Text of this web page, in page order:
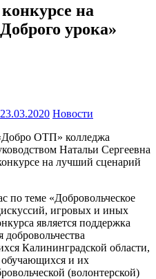
на
урока»
23.03.2020 Новости
ОТП» колледжа
Натальи Сергеевна
на лучший сценарий
по теме «Добровольческое
игровых и иных
является поддержка
Калининградской области,
и их
(волонтерской)